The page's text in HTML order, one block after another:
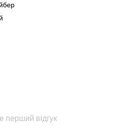
перший відгук